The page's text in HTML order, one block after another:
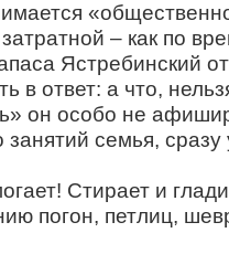
– как по
Ястребинский
в ответ: а что,
он особо не
занятий семья,
Стирает и
погон, петлиц,